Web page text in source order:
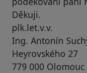
Děkuji.
plk.let.v.v.
Ing. Antonín
Heyrovského 27
779 000 Olomouc